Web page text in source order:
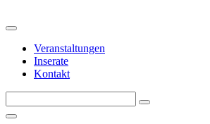
Veranstaltungen
Inserate
Kontakt